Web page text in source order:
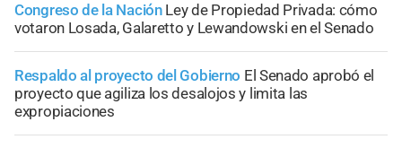
Congreso de la Nación Ley de Propiedad Privada: cómo
votaron Losada, Galaretto y Lewandowski en el Senado
Respaldo al proyecto del Gobierno El Senado aprobó el
proyecto que agiliza los desalojos y limita las
expropiaciones